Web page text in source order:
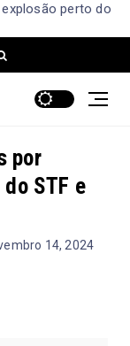
perto do
por
STF e
14, 2024